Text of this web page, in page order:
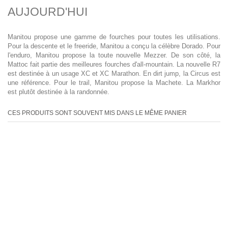
AUJOURD'HUI
Manitou propose une gamme de fourches pour toutes les utilisations.
Pour la descente et le freeride, Manitou a conçu la célèbre Dorado. Pour
l'enduro, Manitou propose la toute nouvelle Mezzer. De son côté, la
Mattoc fait partie des meilleures fourches d'all-mountain. La nouvelle R7
est destinée à un usage XC et XC Marathon. En dirt jump, la Circus est
une référence. Pour le trail, Manitou propose la Machete. La Markhor
est plutôt destinée à la randonnée.
CES PRODUITS SONT SOUVENT MIS DANS LE MÊME PANIER